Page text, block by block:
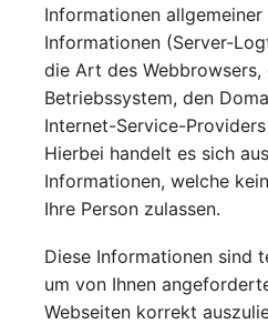
Informationen
Informationen (Server-
die Art des
Betriebssystem, den
Internet-Service-
Hierbei handelt es sich
Informationen, welche
Ihre Person zulassen.
Diese Informationen sind
um von Ihnen
Webseiten korrekt